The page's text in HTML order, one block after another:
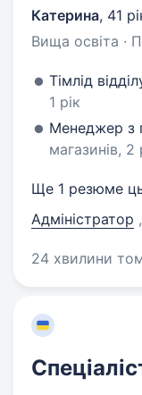
Катерина, 41
Вища освіта ·
Тімлід
1 рік
Менеджер з
магазинів, 2
Ще 1 резюме
Адміністратор
24 хвилини